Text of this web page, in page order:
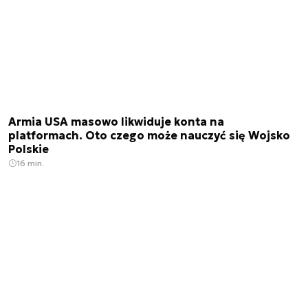
Armia USA masowo likwiduje konta na
platformach. Oto czego może nauczyć się Wojsko
Polskie
16 min.